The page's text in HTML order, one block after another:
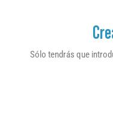
Sólo tendrás que